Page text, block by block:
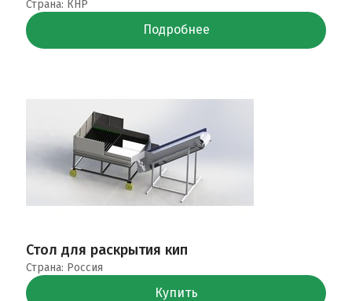
Страна: КНР
Подробнее
Стол для раскрытия кип
Страна: Россия
Купить